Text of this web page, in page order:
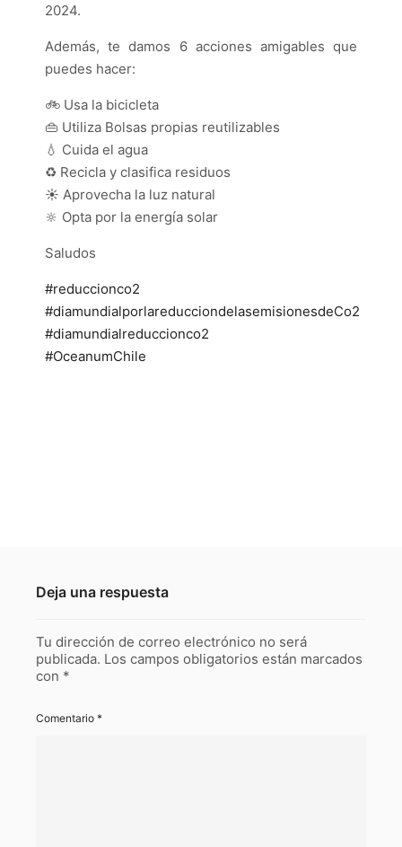
2024.
Además, te damos 6 acciones amigables que
puedes hacer:
🚲 Usa la bicicleta
👜 Utiliza Bolsas propias reutilizables
💧 Cuida el agua
♻️ Recicla y clasifica residuos
☀️ Aprovecha la luz natural
🔆 Opta por la energía solar
Saludos
#reduccionco2
#diamundialporlareducciondelasemisionesdeCo2
#diamundialreduccionco2
#OceanumChile
Deja una respuesta
Tu dirección de correo electrónico no será
publicada. Los campos obligatorios están marcados
con *
Comentario *